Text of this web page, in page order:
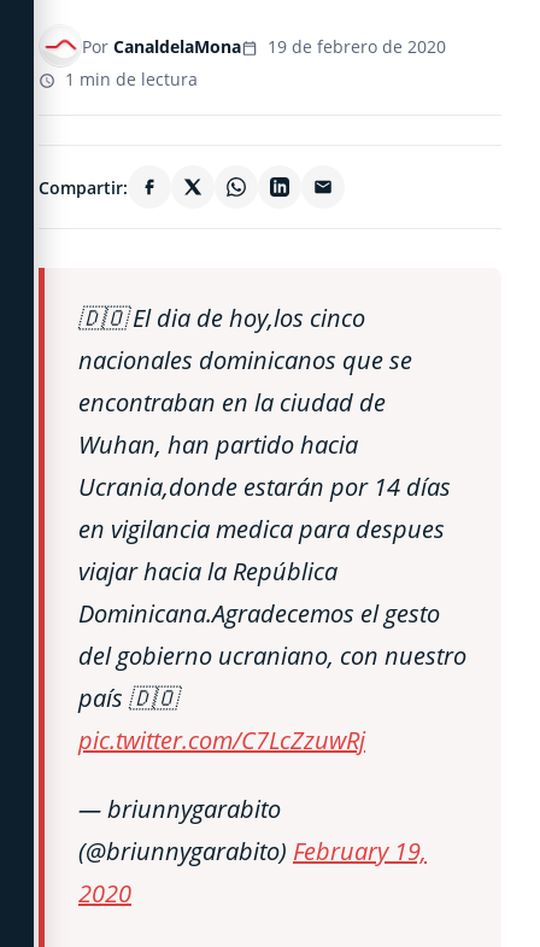
Por CanaldelaMona
19 de febrero de 2020
1 min de lectura
Compartir:
🇩🇴 El dia de hoy,los cinco
nacionales dominicanos que se
encontraban en la ciudad de
Wuhan, han partido hacia
Ucrania,donde estarán por 14 días
en vigilancia medica para despues
viajar hacia la República
Dominicana.Agradecemos el gesto
del gobierno ucraniano, con nuestro
país 🇩🇴
pic.twitter.com/C7LcZzuwRj
— briunnygarabito
(@briunnygarabito) February 19,
2020